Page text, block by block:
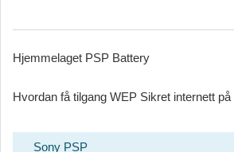
Hjemmelaget PSP Battery
Hvordan få tilgang WEP Sikret internett
Sony PSP